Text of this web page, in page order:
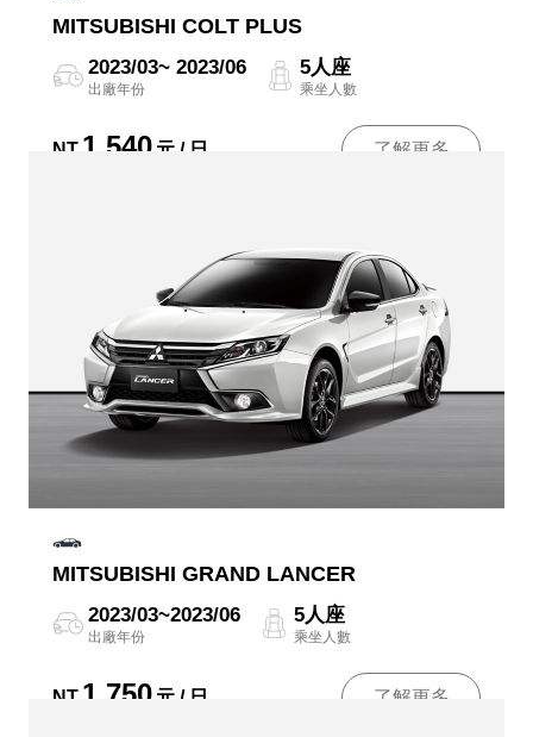
MITSUBISHI COLT PLUS
2023/03~ 2023/06
出廠年份
5人座
乘坐人數
NT 1,540 元 / 日 了解更多
MITSUBISHI GRAND LANCER
2023/03~2023/06
出廠年份
5人座
乘坐人數
NT 1,750 元 / 日 了解更多